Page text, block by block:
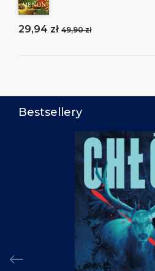
29,94 zł 49,90 zł
Bestsellery